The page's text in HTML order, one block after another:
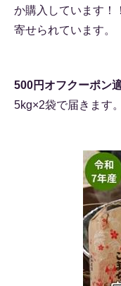
か購入しています！
寄せられています。
500円オフクーポン
5kg×2袋で届きます